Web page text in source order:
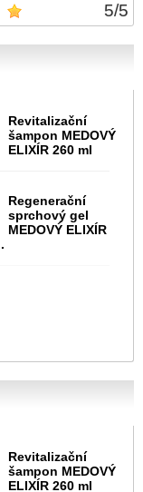
5/5
Revitalizační
šampon MEDOVÝ
ELIXÍR 260 ml
Regenerační
sprchový gel
MEDOVÝ ELIXÍR
Revitalizační
šampon MEDOVÝ
ELIXÍR 260 ml